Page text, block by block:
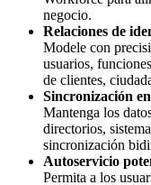
negocio.
Relaciones de
Modele con
usuarios,
de clientes,
Sincronización
Mantenga los
directorios,
sincronización
Autoservicio
Permita a los